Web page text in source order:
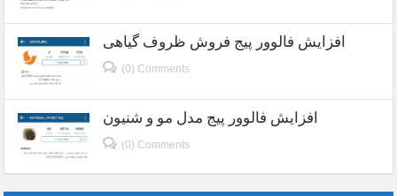
افزایش فالوور پیج فروش ظروف گیاهی
(0) Comments
افزایش فالوور پیج مدل مو و شنیون
(0) Comments